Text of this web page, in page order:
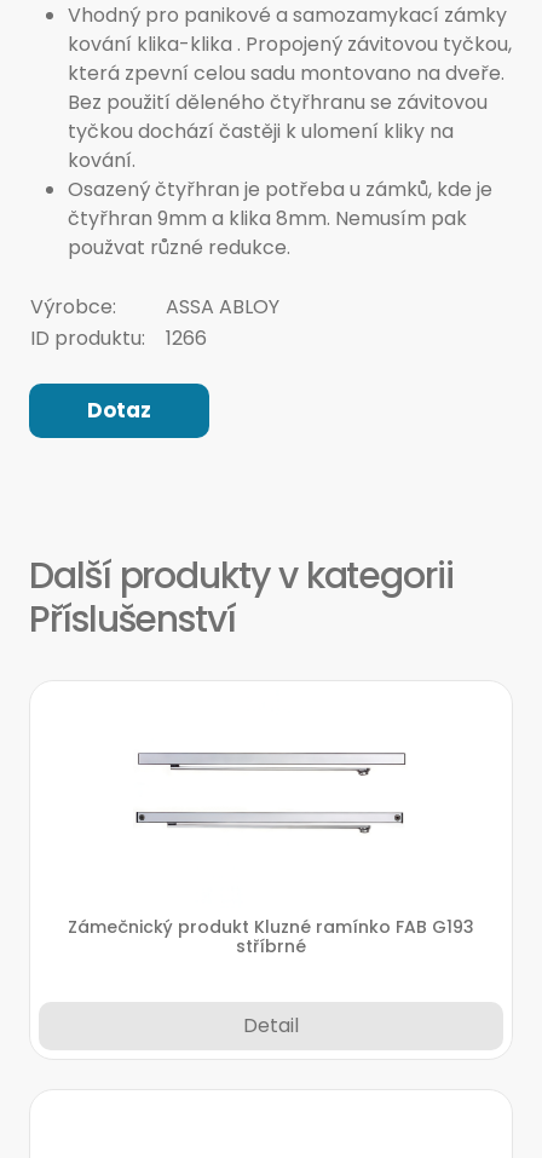
Vhodný pro panikové a samozamykací zámky
kování klika-klika . Propojený závitovou tyčkou,
která zpevní celou sadu montovano na dveře.
Bez použití děleného čtyřhranu se závitovou
tyčkou dochází častěji k ulomení kliky na
kování.
Osazený čtyřhran je potřeba u zámků, kde je
čtyřhran 9mm a klika 8mm. Nemusím pak
použvat různé redukce.
Výrobce:
ASSA ABLOY
ID produktu:
1266
Dotaz
Další produkty v kategorii
Příslušenství
Zámečnický produkt Kluzné ramínko FAB G193
stříbrné
Detail